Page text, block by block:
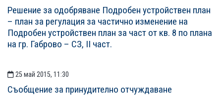
Решение за одобряване Подробен устройствен план
– план за регулация за частично изменение на
Подробен устройствен план за част от кв. 8 по плана
на гр. Габрово – СЗ, ІІ част.
25 май 2015, 11:30
Съобщение за принудително отчуждаване